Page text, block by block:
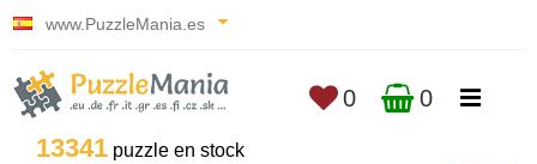
www.PuzzleMania.es
13341 puzzle en stock
0 0